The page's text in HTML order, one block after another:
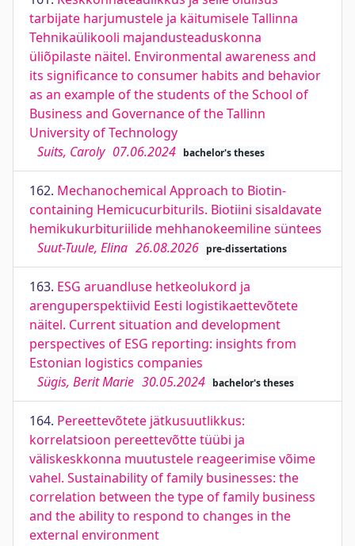
tarbijate harjumustele ja käitumisele Tallinna
Tehnikaülikooli majandusteaduskonna
üliõpilaste näitel. Environmental awareness and
its significance to consumer habits and behavior
as an example of the students of the School of
Business and Governance of the Tallinn
University of Technology
Suits, Caroly 07.06.2024 bachelor's theses
162. Mechanochemical Approach to Biotin-
containing Hemicucurbiturils. Biotiini sisaldavate
hemikukurbituriilide mehhanokeemiline süntees
Suut-Tuule, Elina 26.08.2026 pre-dissertations
163. ESG aruandluse hetkeolukord ja
arenguperspektiivid Eesti logistikaettevõtete
näitel. Current situation and development
perspectives of ESG reporting: insights from
Estonian logistics companies
Sügis, Berit Marie 30.05.2024 bachelor's theses
164. Pereettevõtete jätkusuutlikkus:
korrelatsioon pereettevõtte tüübi ja
väliskeskkonna muutustele reageerimise võime
vahel. Sustainability of family businesses: the
correlation between the type of family business
and the ability to respond to changes in the
external environment